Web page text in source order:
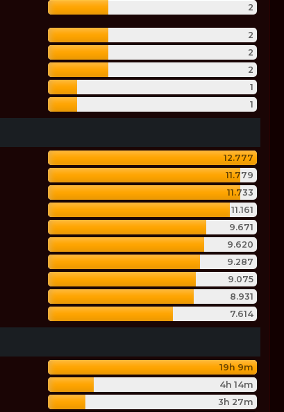
2
2
2
2
1
1
12.777
11.779
11.733
11.161
9.671
9.620
9.287
9.075
8.931
7.614
19h 9m
4h 14m
3h 27m